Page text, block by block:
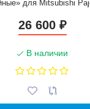
для Mitsubishi
26 600 ₽
В наличии